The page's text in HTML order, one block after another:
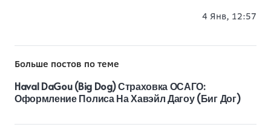
4 Янв, 12:57
Больше постов по теме
Haval DaGou (Big Dog) Страховка ОСАГО:
Оформление Полиса На Хавэйл Дагоу (Биг Дог)